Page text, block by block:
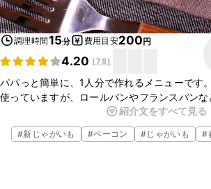
調理時間15分 費用目安200円
4.20 (78)
パパっと簡単に、1人分で作れるメニューです
使っていますが、ロールパンやフランスパン
てもおいしくいただけます。朝ごはんにも、お
よ。
紹介文をすべて見る
#新じゃがいも #ベーコン #じゃがいも #